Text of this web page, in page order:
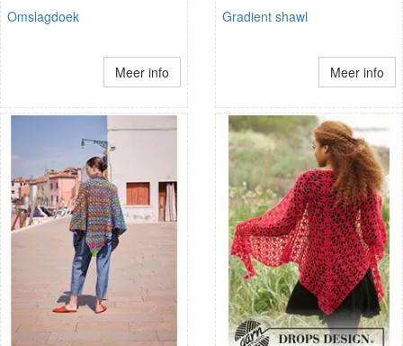
Omslagdoek
Meer info
Gradient shawl
Meer info